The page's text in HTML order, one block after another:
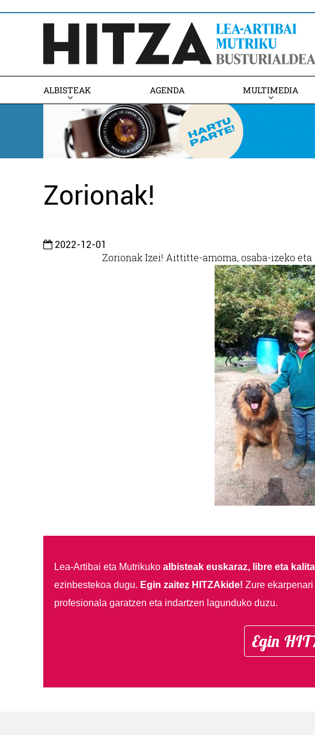
ALBISTEAK AGENDA MULTIMEDIA
Zorionak!
2022-12-01
Zorionak Izei! Aittitte-amoma, osaba-izeko
Lea-Artibai eta Mutrikuko albisteak euskaraz, libre eta
ezinbestekoa dugu. Egin zaitez HITZAkide! Zure
profesionala garatzen eta indartzen lagunduko duzu.
Egin